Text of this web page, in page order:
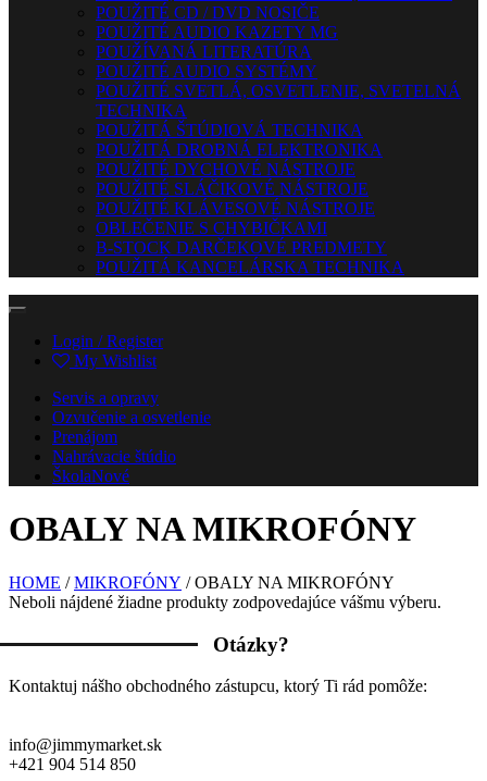
POUŽITÉ CD / DVD NOSIČE
POUŽITÉ AUDIO KAZETY MG
POUŽÍVANÁ LITERATÚRA
POUŽITÉ AUDIO SYSTÉMY
POUŽITÉ SVETLÁ, OSVETLENIE, SVETELNÁ
TECHNIKA
POUŽITÁ ŠTÚDIOVÁ TECHNIKA
POUŽITÁ DROBNÁ ELEKTRONIKA
POUŽITÉ DYCHOVÉ NÁSTROJE
POUŽITÉ SLÁČIKOVÉ NÁSTROJE
POUŽITÉ KLÁVESOVÉ NÁSTROJE
OBLEČENIE S CHYBIČKAMI
B-STOCK DARČEKOVÉ PREDMETY
POUŽITÁ KANCELÁRSKA TECHNIKA
Login / Register
My Wishlist
Servis a opravy
Ozvučenie a osvetlenie
Prenájom
Nahrávacie štúdio
ŠkolaNové
OBALY NA MIKROFÓNY
HOME /MIKROFÓNY / OBALY NA MIKROFÓNY
Neboli nájdené žiadne produkty zodpovedajúce vášmu výberu.
Otázky?
Kontaktuj nášho obchodného zástupcu, ktorý Ti rád pomôže:
info@jimmymarket.sk
+421 904 514 850